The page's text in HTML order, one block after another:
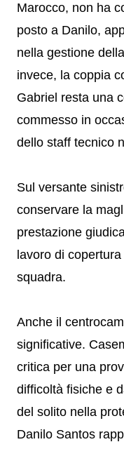
Marocco, non ha
posto a Danilo,
nella gestione
invece, la coppia
Gabriel resta una
commesso in
dello staff tecnico
Sul versante
conservare la
prestazione
lavoro di
squadra.
Anche il
significative.
critica per una
difficoltà fisiche e
del solito nella
Danilo Santos